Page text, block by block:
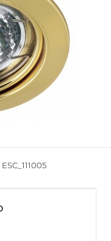
ESC_111005